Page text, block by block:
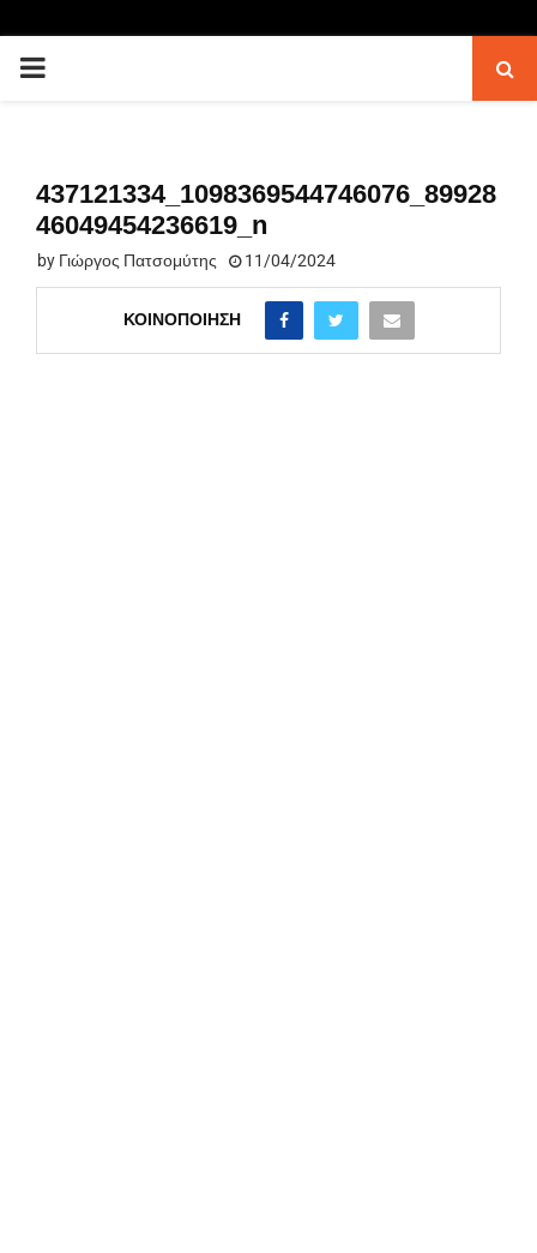
PRIMARY
437121334_1098369544746076_89928
46049454236619_n
by Γιώργος Πατσομύτης 11/04/2024
ΚΟΙΝΟΠΟΊΗΣΗ